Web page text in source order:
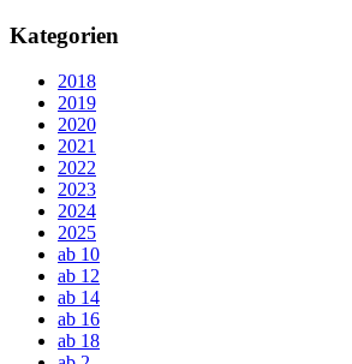
Kategorien
2018
2019
2020
2021
2022
2023
2024
2025
ab 10
ab 12
ab 14
ab 16
ab 18